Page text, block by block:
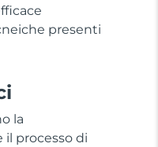
presenti
la
il processo di